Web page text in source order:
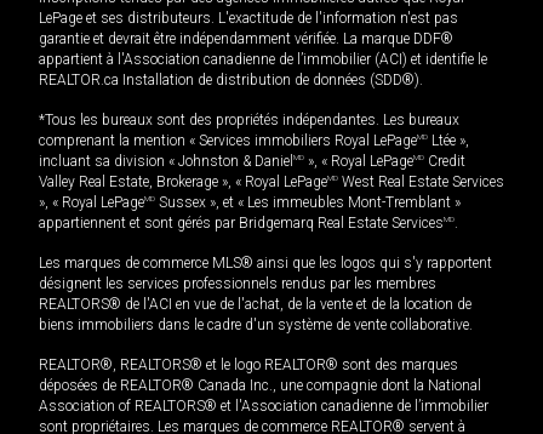
LePage et ses distributeurs. L'exactitude de l'information n'est pas
garantie et devrait être indépendamment vérifiée. La marque DDF®
appartient à l'Association canadienne de l’immobilier (ACI) et identifie le
REALTOR.ca Installation de distribution de données (SDD®).
*Tous les bureaux sont des propriétés indépendantes. Les bureaux
comprenant la mention « Services immobiliers Royal LePageMD Ltée »,
incluant sa division « Johnston & Daniel MD », « Royal LePageMD Credit
Valley Real Estate, Brokerage », « Royal LePageMD West Real Estate Services
», « Royal LePageMD Sussex », et « Les immeubles Mont-Tremblant »
appartiennent et sont gérés par Bridgemarq Real Estate ServicesMD.
Les marques de commerce MLS® ainsi que les logos qui s'y rapportent
désignent les services professionnels rendus par les membres
REALTORS® de l'ACI en vue de l'achat, de la vente et de la location de
biens immobiliers dans le cadre d'un système de vente collaborative.
REALTOR®, REALTORS® et le logo REALTOR® sont des marques
déposées de REALTOR® Canada Inc., une compagnie dont la National
Association of REALTORS® et l'Association canadienne de l’immobilier
sont propriétaires. Les marques de commerce REALTOR® servent à